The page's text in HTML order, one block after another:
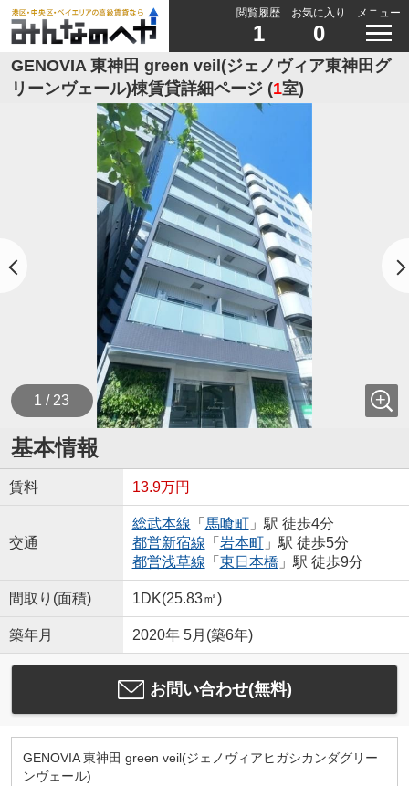
閲覧履歴
1
お気に入り
0
メニュー
GENOVIA 東神田 green veil(ジェノヴィア東神田グ
リーンヴェール)棟賃貸詳細ページ (1室)
1 / 23
基本情報
賃料 13.9万円
交通
総武本線 「 馬喰町」駅 徒歩4分
都営新宿線 「 岩本町」駅 徒歩5分
都営浅草線 「 東日本橋 」駅 徒歩9分
間取り(面積) 1DK(25.83㎡)
築年月 2020年 5月(築6年)
お問い合わせ(無料)
GENOVIA 東神田 green veil(ジェノヴィアヒガシカンダグリー
ンヴェール)